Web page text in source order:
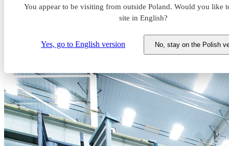
You appear to be visiting from outside Poland. Would you like
site in English?
Yes, go to English version No, stay on the Polish
Ile kosztuje wynajem hali
produkcyjnej?